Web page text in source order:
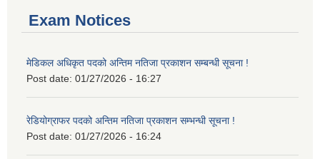
Exam Notices
मेडिकल अधिकृत पदको अन्तिम नतिजा प्रकाशन सम्बन्धी सूचना !
Post date: 01/27/2026 - 16:27
रेडियोग्राफर पदको अन्तिम नतिजा प्रकाशन सम्भन्धी सूचना !
Post date: 01/27/2026 - 16:24